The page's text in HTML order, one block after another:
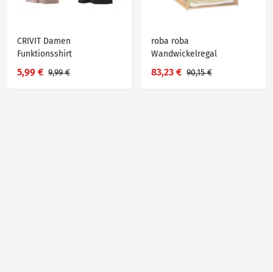
CRIVIT Damen
Funktionsshirt
5,99 € 9,99 €
roba roba
Wandwickelregal
83,23 € 90,15 €